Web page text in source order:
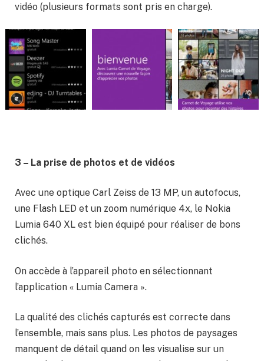
vidéo (plusieurs formats sont pris en charge).
3 – La prise de photos et de vidéos
Avec une optique Carl Zeiss de 13 MP, un autofocus,
une Flash LED et un zoom numérique 4x, le Nokia
Lumia 640 XL est bien équipé pour réaliser de bons
clichés.
On accède à l’appareil photo en sélectionnant
l’application « Lumia Camera ».
La qualité des clichés capturés est correcte dans
l’ensemble, mais sans plus. Les photos de paysages
manquent de détail quand on les visualise sur un